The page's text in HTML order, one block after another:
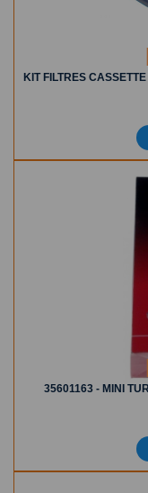
KIT FILTRES
35601163 - MINI